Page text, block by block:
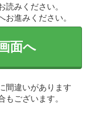
読みください。
お進みください。
面へ
間違いがあります
ございます。